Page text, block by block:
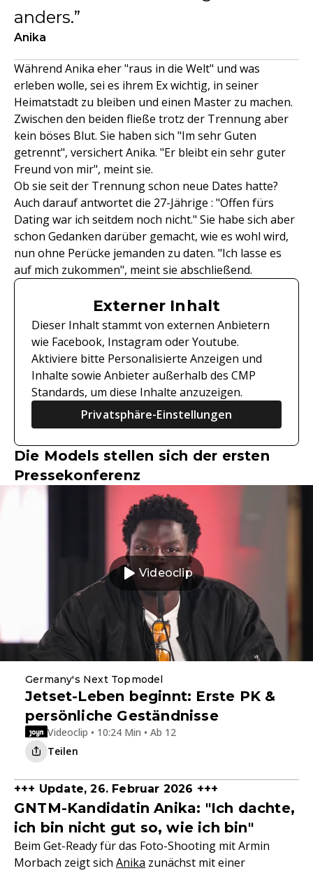
anders.
Anika
Während Anika eher "raus in die Welt" und was
erleben wolle, sei es ihrem Ex wichtig, in seiner
Heimatstadt zu bleiben und einen Master zu machen.
Zwischen den beiden fließe trotz der Trennung aber
kein böses Blut. Sie haben sich "Im sehr Guten
getrennt", versichert Anika. "Er bleibt ein sehr guter
Freund von mir", meint sie.
Ob sie seit der Trennung schon neue Dates hatte?
Auch darauf antwortet die 27-Jährige : "Offen fürs
Dating war ich seitdem noch nicht." Sie habe sich aber
schon Gedanken darüber gemacht, wie es wohl wird,
nun ohne Perücke jemanden zu daten. "Ich lasse es
auf mich zukommen", meint sie abschließend.
Externer Inhalt
Dieser Inhalt stammt von externen Anbietern
wie Facebook, Instagram oder Youtube.
Aktiviere bitte Personalisierte Anzeigen und
Inhalte sowie Anbieter außerhalb des CMP
Standards, um diese Inhalte anzuzeigen.
Privatsphäre-Einstellungen
Die Models stellen sich der ersten
Pressekonferenz
Videoclip
Germany's Next Topmodel
Jetset-Leben beginnt: Erste PK &
persönliche Geständnisse
Videoclip • 10:24 Min • Ab 12
Teilen
+++ Update, 26. Februar 2026 +++
GNTM-Kandidatin Anika: "Ich dachte,
ich bin nicht gut so, wie ich bin"
Beim Get-Ready für das Foto-Shooting mit Armin
Morbach zeigt sich Anika zunächst mit einer